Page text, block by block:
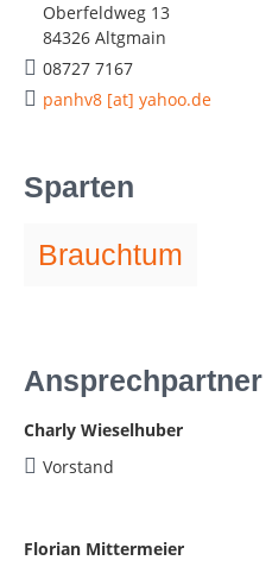
Oberfeldweg 13
84326 Altgmain
08727 7167
panhv8 [at] yahoo.de
Sparten
Brauchtum
Ansprechpartner
Charly Wieselhuber
Vorstand
Florian Mittermeier